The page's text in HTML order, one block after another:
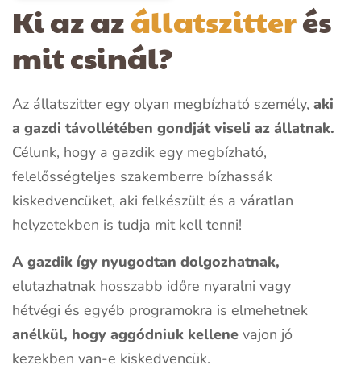
Ki az azállatszitterés
mit csinál?
Az állatszitter egy olyan megbízható személy, aki
a gazdi távollétében gondját viseli az állatnak.
Célunk, hogy a gazdik egy megbízható,
felelősségteljes szakemberre bízhassák
kiskedvencüket, aki felkészült és a váratlan
helyzetekben is tudja mit kell tenni!
A gazdik így nyugodtan dolgozhatnak,
elutazhatnak hosszabb időre nyaralni vagy
hétvégi és egyéb programokra is elmehetnek
anélkül, hogy aggódniuk kellene vajon jó
kezekben van-e kiskedvencük.